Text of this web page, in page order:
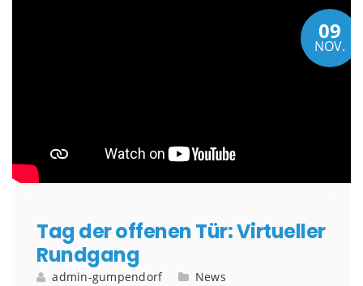
09
NOV.
Tag der offenen Tür: Virtueller
Rundgang
admin-gumpendorf News